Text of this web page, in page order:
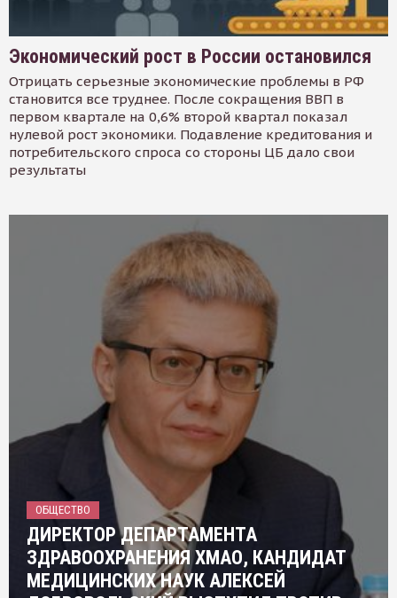
Экономический рост в России остановился
Отрицать серьезные экономические проблемы в РФ
становится все труднее. После сокращения ВВП в
первом квартале на 0,6% второй квартал показал
нулевой рост экономики. Подавление кредитования и
потребительского спроса со стороны ЦБ дало свои
результаты
ОБЩЕСТВО
ДИРЕКТОР ДЕПАРТАМЕНТА
ЗДРАВООХРАНЕНИЯ ХМАО, КАНДИДАТ
МЕДИЦИНСКИХ НАУК АЛЕКСЕЙ